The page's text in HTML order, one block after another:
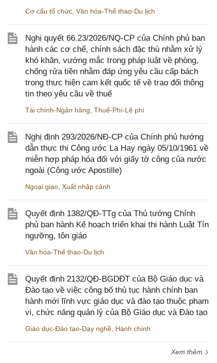
Cơ cấu tổ chức Văn hóa-Thể thao-Du lịch
Nghị quyết 66.23/2026/NQ-CP của Chính phủ ban
hành các cơ chế, chính sách đặc thù nhằm xử lý
khó khăn, vướng mắc trong pháp luật về phòng,
chống rửa tiền nhằm đáp ứng yêu cầu cấp bách
trong thực hiện cam kết quốc tế về trao đổi thông
tin theo yêu cầu về thuế
Tài chính-Ngân hàng Thuế-Phí-Lệ phí
Nghị định 293/2026/NĐ-CP của Chính phủ hướng
dẫn thực thi Công ước La Hay ngày 05/10/1961 về
miễn hợp pháp hóa đối với giấy tờ công của nước
ngoài (Công ước Apostille)
Ngoại giao Xuất nhập cảnh
Quyết định 1382/QĐ-TTg của Thủ tướng Chính
phủ ban hành Kế hoạch triển khai thi hành Luật Tín
ngưỡng, tôn giáo
Văn hóa-Thể thao-Du lịch
Quyết định 2132/QĐ-BGDĐT của Bộ Giáo dục và
Đào tạo về việc công bố thủ tục hành chính ban
hành mới lĩnh vực giáo dục và đào tạo thuộc phạm
vi, chức năng quản lý của Bộ Giáo dục và Đào tạo
Giáo dục-Đào tạo-Dạy nghề Hành chính
Xem thêm